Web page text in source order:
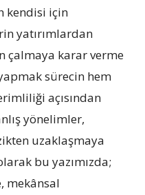
kendisi için
yatırımlardan
çalmaya karar verme
sürecin hem
açısından
yönelimler,
uzaklaşmaya
bu yazımızda;
mekânsal